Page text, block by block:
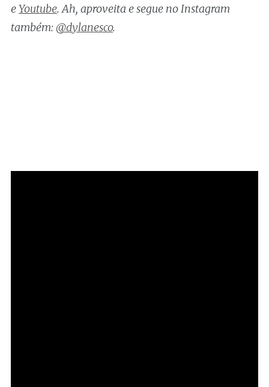
eYoutube. Ah, aproveita e segue no Instagram
também: @dylanesco.